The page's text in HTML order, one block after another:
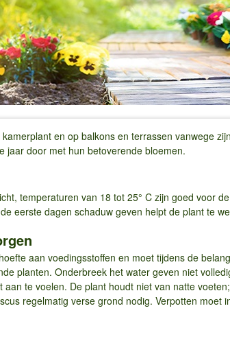
en op balkons en terrassen vanwege
jaar door met hun betoverende bloemen.
temperaturen van 18 tot 25° C zijn goed voor
eerste dagen schaduw geven helpt de plant te
aan voedingsstoffen en moet tijdens de
planten. Onderbreek het water geven niet
te voelen. De plant houdt niet van natte
regelmatig verse grond nodig. Verpotten moet